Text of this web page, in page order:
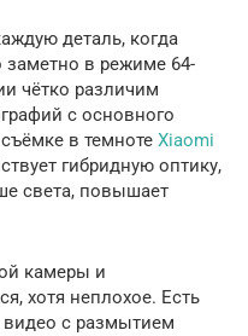
деталь, когда
заметно в режиме 64-
чётко различим
с основного
в темноте Xiaomi
гибридную оптику,
света, повышает
камеры и
хотя неплохое. Есть
с размытием